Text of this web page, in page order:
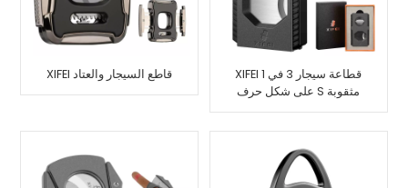
XIFEI قاطع السيجار والعتاد
XIFEI قطاعة سيجار 3 في 1
على شكل حرف S مثقوبة